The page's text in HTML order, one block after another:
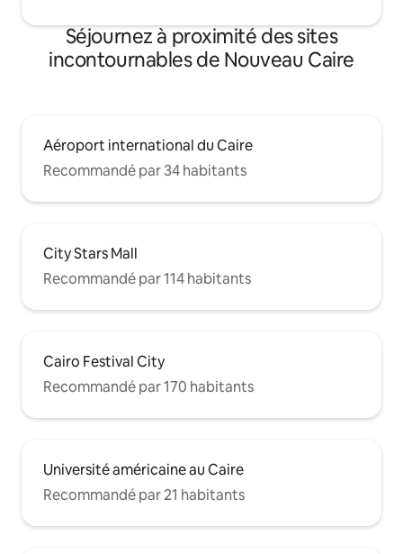
Séjournez à proximité des sites
incontournables de Nouveau Caire
Aéroport international du Caire
Recommandé par 34 habitants
City Stars Mall
Recommandé par 114 habitants
Cairo Festival City
Recommandé par 170 habitants
Université américaine au Caire
Recommandé par 21 habitants